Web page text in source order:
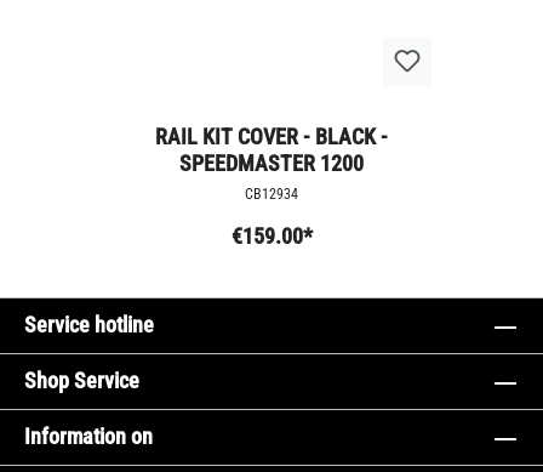
RAIL KIT COVER - BLACK -
SPEEDMASTER 1200
CB12934
€159.00*
Service hotline
Shop Service
Information on